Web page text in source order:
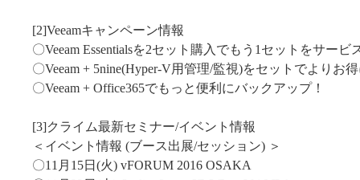
[2]Veeamキャンペーン情報
〇Veeam Essentialsを2セット購入でもう1セットをサービ
〇Veeam + 5nine(Hyper-V用管理/監視)をセットでよりお
〇Veeam + Office365でもっと便利にバックアップ！
[3]クライム最新セミナー/イベント情報
＜イベント情報 (ブース出展/セッション) ＞
〇11月15日(火) vFORUM 2016 OSAKA